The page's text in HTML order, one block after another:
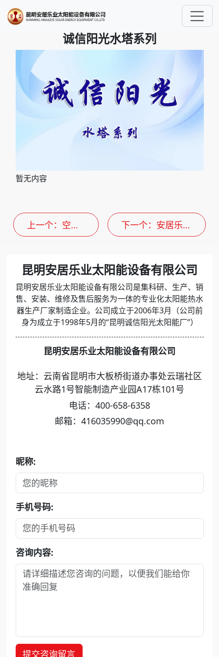
诚信阳光水塔系列
暂无内容
上一个：空气
下一个：安居乐
昆明安居乐业太阳能设备有限公司
昆明安居乐业太阳能设备有限公司是集科研、生产、销
售、安装、维修及售后服务为一体的专业化太阳能热水
器生产厂家制造企业。公司成立于2006年3月（公司前
身为成立于1998年5月的“昆明诚信阳光太阳能厂”）
昆明安居乐业太阳能设备有限公司
地址：云南省昆明市大板桥街道办事处云瑞社区
云水路1号智能制造产业园A17栋101号
电话：400-658-6358
邮箱：416035990@qq.com
昵称:
手机号码:
咨询内容:
提交咨询留言